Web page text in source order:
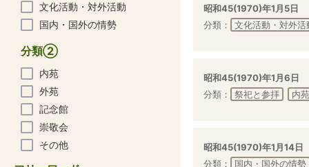
文化活動・対外活動
国内・国外の情勢
分類②
内苑
外苑
記念館
崇敬会
その他
昭和45(1970)年1月5日
分類：
文化活動・対外活
昭和45(1970)年1月6日
分類：
祭祀と参拝 内苑
昭和45(1970)年1月14日
分類：
国内・国外の情勢